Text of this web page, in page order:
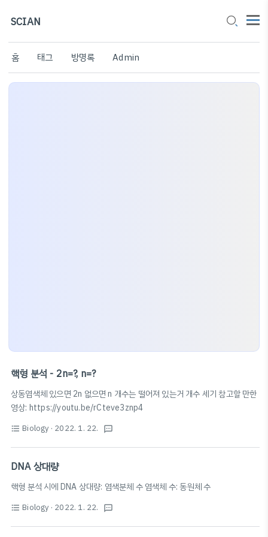
SCIAN
홈 태그 방명록 Admin
핵형 분석 - 2n=?, n=?
상동염색체 있으면 2n 없으면 n 개수는 떨어져 있는거 개수 세기 참고할 만한
영상: https://youtu.be/rCteve3znp4
format_list_bulleted Biology · 2022. 1. 22. textsms
DNA 상대량
핵형 분석 시에 DNA 상대량: 염색분체 수 염색체 수: 동원체 수
format_list_bulleted Biology · 2022. 1. 22. textsms